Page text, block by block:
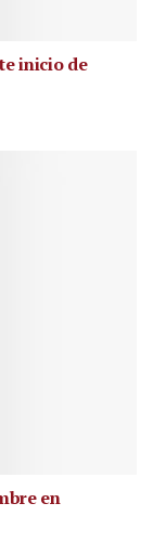
inicio de
en